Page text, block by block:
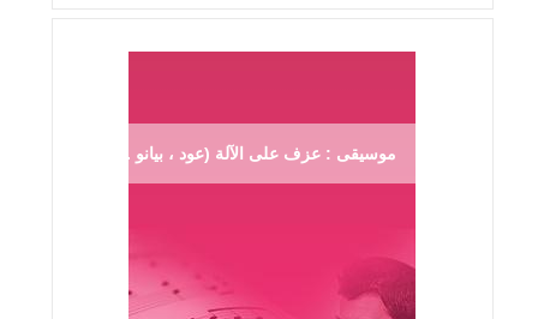
موسيقى : عزف على الآلة (عود ، بيانو ...)